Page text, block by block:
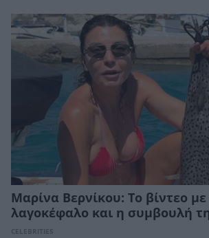
Μαρίνα Βερνίκου: Το βίντεο με
λαγοκέφαλο και η συμβουλή
CELEBRITIES